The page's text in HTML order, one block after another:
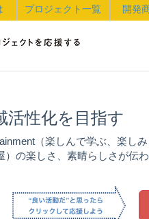
開発
プロジェクト一覧
活性化を目指す
（楽しんで学ぶ、楽し
の楽しさ、素晴らしさが伝